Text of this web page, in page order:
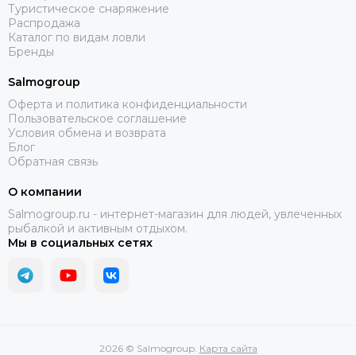
Туристическое снаряжение
Распродажа
Каталог по видам ловли
Бренды
Salmogroup
Оферта и политика конфиденциальности
Пользовательское соглашение
Условия обмена и возврата
Блог
Обратная связь
О компании
Salmogroup.ru - интернет-магазин для людей, увлеченных
рыбалкой и активным отдыхом.
Мы в социальных сетях
2026 © Salmogroup. Карта сайта